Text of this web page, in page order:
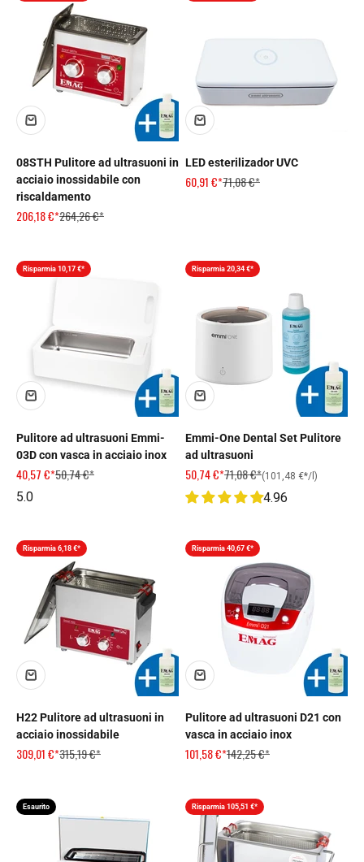
08STH Pulitore ad ultrasuoni in
acciaio inossidabile con
riscaldamento
Prezzo scontato
206,18 €*Prezzo
264,26 €*
LED esterilizador UVC
Prezzo scontato
60,91 €*Prezzo
71,08 €*
Risparmia 10,17 €*
Pulitore ad ultrasuoni Emmi-
03D con vasca in acciaio inox
Prezzo scontato
40,57 €*Prezzo
50,74 €*
5.0
Risparmia 20,34 €*
Emmi-One Dental Set Pulitore
ad ultrasuoni
Prezzo scontato
50,74 €*Prezzo
71,08 €*(101,48 €*/l)
4.96
Risparmia 6,18 €*
H22 Pulitore ad ultrasuoni in
acciaio inossidabile
Prezzo scontato
309,01 €*Prezzo
315,19 €*
Risparmia 40,67 €*
Pulitore ad ultrasuoni D21 con
vasca in acciaio inox
Prezzo scontato
101,58 €*Prezzo
142,25 €*
Esaurito Risparmia 105,51 €*